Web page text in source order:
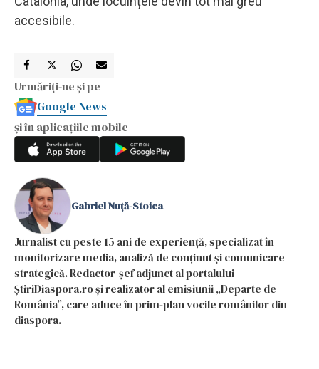
accesibile.
Urmăriți-ne și pe
Google News
și în aplicațiile mobile
Gabriel Nuță-Stoica
Jurnalist cu peste 15 ani de experiență, specializat în
monitorizare media, analiză de conținut și comunicare
strategică. Redactor-șef adjunct al portalului
ȘtiriDiaspora.ro și realizator al emisiunii „Departe de
România”, care aduce în prim-plan vocile românilor din
diaspora.